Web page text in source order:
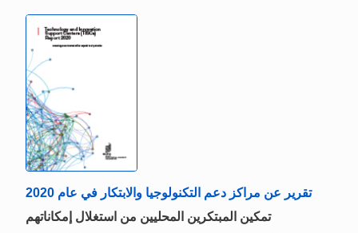
تقرير عن مراكز دعم التكنولوجيا والابتكار في عام 2020
تمكين المبتكرين المحليين من استغلال إمكاناتهم